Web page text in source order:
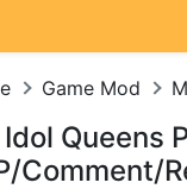
Game Mod
Idol Queens
Comment/